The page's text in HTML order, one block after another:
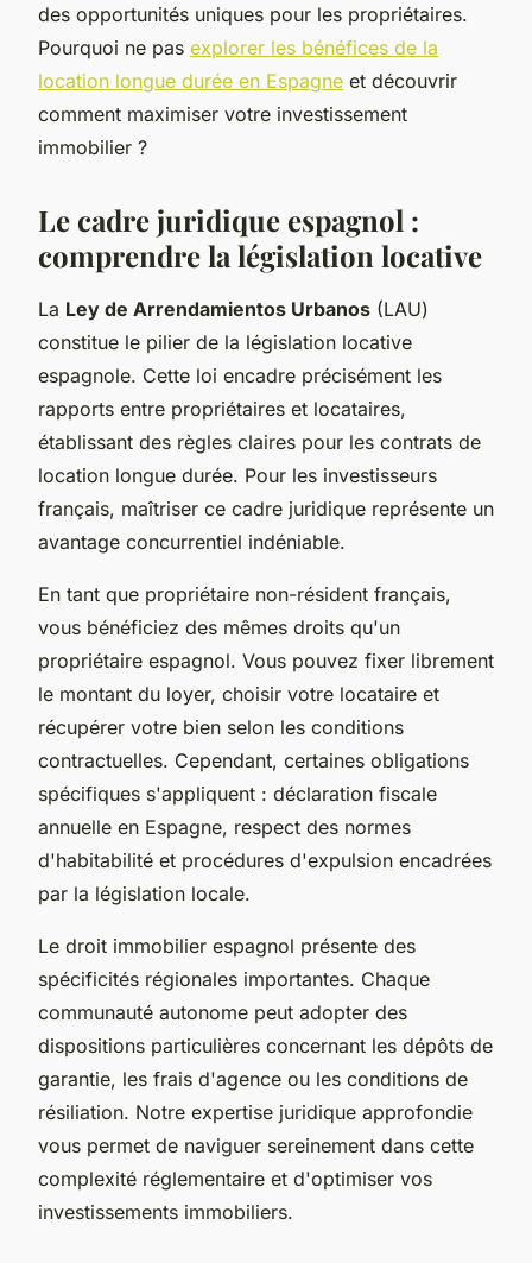
des opportunités uniques pour les propriétaires.
Pourquoi ne pas explorer les bénéfices de la
location longue durée en Espagne et découvrir
comment maximiser votre investissement
immobilier ?
Le cadre juridique espagnol :
comprendre la législation locative
La Ley de Arrendamientos Urbanos (LAU)
constitue le pilier de la législation locative
espagnole. Cette loi encadre précisément les
rapports entre propriétaires et locataires,
établissant des règles claires pour les contrats de
location longue durée. Pour les investisseurs
français, maîtriser ce cadre juridique représente un
avantage concurrentiel indéniable.
En tant que propriétaire non-résident français,
vous bénéficiez des mêmes droits qu'un
propriétaire espagnol. Vous pouvez fixer librement
le montant du loyer, choisir votre locataire et
récupérer votre bien selon les conditions
contractuelles. Cependant, certaines obligations
spécifiques s'appliquent : déclaration fiscale
annuelle en Espagne, respect des normes
d'habitabilité et procédures d'expulsion encadrées
par la législation locale.
Le droit immobilier espagnol présente des
spécificités régionales importantes. Chaque
communauté autonome peut adopter des
dispositions particulières concernant les dépôts de
garantie, les frais d'agence ou les conditions de
résiliation. Notre expertise juridique approfondie
vous permet de naviguer sereinement dans cette
complexité réglementaire et d'optimiser vos
investissements immobiliers.